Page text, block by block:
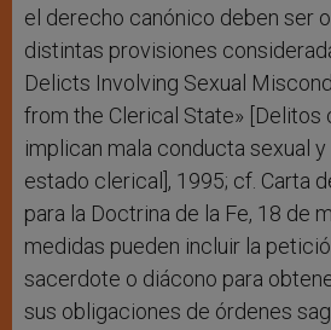
el derecho canónico deben ser
distintas provisiones
Delicts Involving Sexual
from the Clerical State» [Delitos
implican mala conducta sexual
estado clerical], 1995; cf. Carta
para la Doctrina de la Fe, 18 de
medidas pueden incluir la
sacerdote o diácono para
sus obligaciones de órdenes